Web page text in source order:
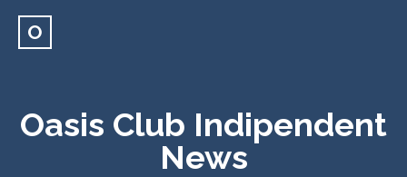
O
Oasis Club Indipendent
News